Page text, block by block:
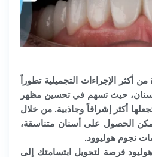
أكثر الإجراءات التجميلية تطوراً
حيث تسهم في تحسين مظهر
أكثر إشراقاً وجاذبية. من خلال
الحصول على أسنان متناسقة،
نجوم هوليوود.
هوليود فرصة لتحويل ابتسامتك إلى